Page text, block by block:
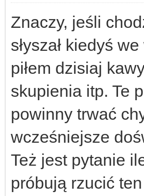
Znaczy, jeśli
słyszał kiedyś
piłem dzisiaj
skupienia itp. Te
powinny trwać
wcześniejsze
Też jest pytanie
próbują rzucić